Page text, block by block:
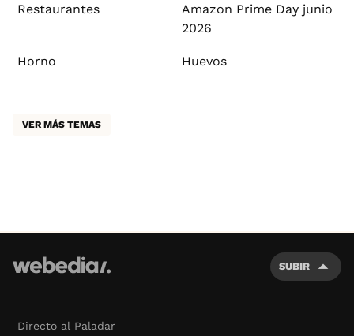
Restaurantes
Amazon Prime Day junio
2026
Horno Huevos
VER MÁS TEMAS
SUBIR
Directo al Paladar